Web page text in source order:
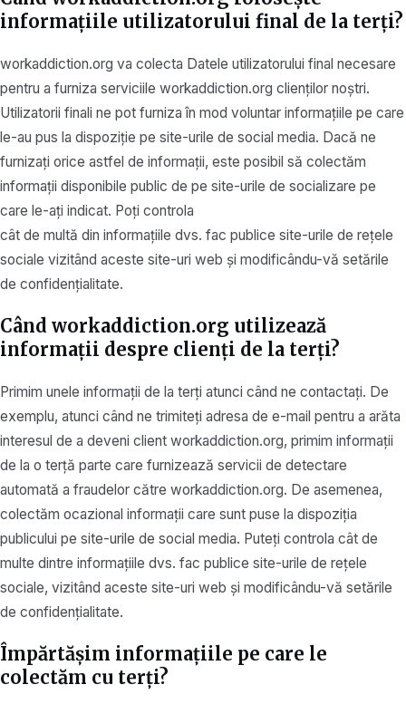
informațiile utilizatorului final de la terți?
workaddiction.org va colecta Datele utilizatorului final necesare
pentru a furniza serviciile workaddiction.org clienților noștri.
Utilizatorii finali ne pot furniza în mod voluntar informațiile pe care
le-au pus la dispoziție pe site-urile de social media. Dacă ne
furnizați orice astfel de informații, este posibil să colectăm
informații disponibile public de pe site-urile de socializare pe
care le-ați indicat. Poți controla
cât de multă din informațiile dvs. fac publice site-urile de rețele
sociale vizitând aceste site-uri web și modificându-vă setările
de confidențialitate.
Când workaddiction.org utilizează
informații despre clienți de la terți?
Primim unele informații de la terți atunci când ne contactați. De
exemplu, atunci când ne trimiteți adresa de e-mail pentru a arăta
interesul de a deveni client workaddiction.org, primim informații
de la o terță parte care furnizează servicii de detectare
automată a fraudelor către workaddiction.org. De asemenea,
colectăm ocazional informații care sunt puse la dispoziția
publicului pe site-urile de social media. Puteți controla cât de
multe dintre informațiile dvs. fac publice site-urile de rețele
sociale, vizitând aceste site-uri web și modificându-vă setările
de confidențialitate.
Împărtășim informațiile pe care le
colectăm cu terți?